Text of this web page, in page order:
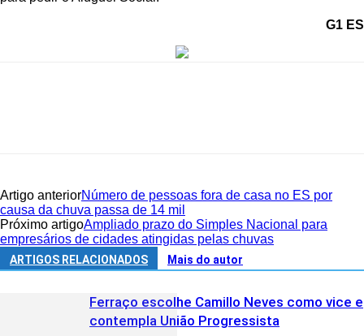
G1 ES
Artigo anteriorNúmero de pessoas fora de casa no ES por
causa da chuva passa de 14 mil
Próximo artigoAmpliado prazo do Simples Nacional para
empresários de cidades atingidas pelas chuvas
ARTIGOS RELACIONADOS Mais do autor
Ferraço escolhe Camillo Neves como vice e
contempla União Progressista